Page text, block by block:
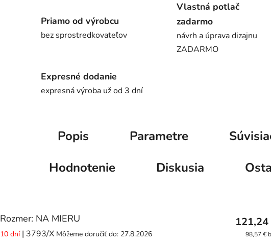
Priamo od výrobcu
bez sprostredkovateľov
Vlastná potlač
zadarmo
návrh a úprava dizajnu
ZADARMO
Expresné dodanie
expresná výroba už od 3 dní
Popis Parametre
Hodnotenie
Diskusia
Rozmer: NA MIERU
10 dní | 3793/X Môžeme doručiť do: 27.8.2026
121,24
98,57 €